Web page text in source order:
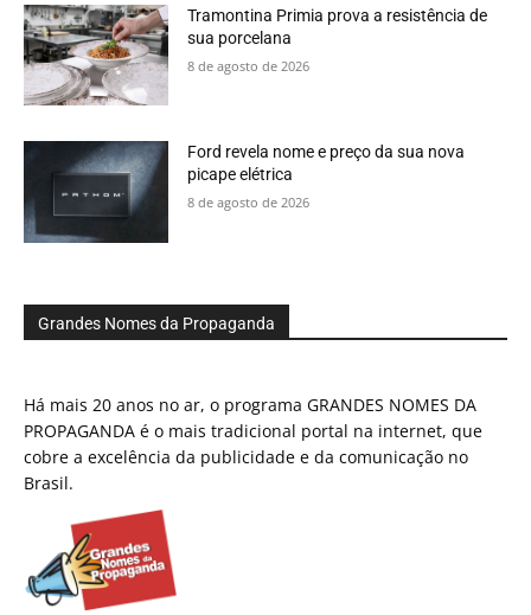
Tramontina Primia prova a resistência de
sua porcelana
8 de agosto de 2026
Ford revela nome e preço da sua nova
picape elétrica
8 de agosto de 2026
Grandes Nomes da Propaganda
Há mais 20 anos no ar, o programa GRANDES NOMES DA
PROPAGANDA é o mais tradicional portal na internet, que
cobre a excelência da publicidade e da comunicação no
Brasil.